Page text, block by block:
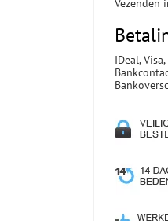
Vezenden
IDeal,